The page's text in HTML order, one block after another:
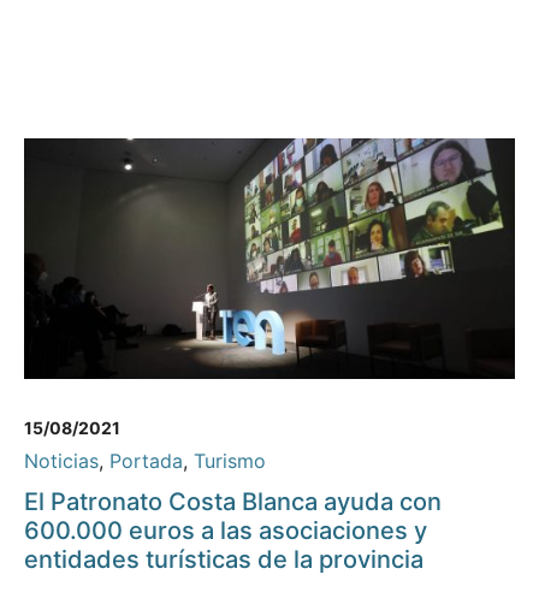
15/08/2021
Noticias, Portada, Turismo
El Patronato Costa Blanca ayuda con
600.000 euros a las asociaciones y
entidades turísticas de la provincia